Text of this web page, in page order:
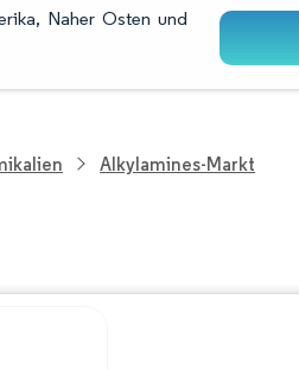
Naher Osten und
Alkylamines-Markt